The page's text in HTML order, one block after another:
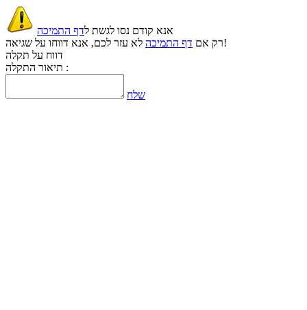
אנא קודם נסו לגשת לדף התמיכה
רק אם דף התמיכה
לא עזר לכם, אנא דווחו על שגיאה!
דווח על תקלה
תיאור התקלה :
שלח